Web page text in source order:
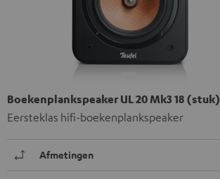
Boekenplankspeaker UL 20 Mk3 18 (stuk)
Eersteklas hifi-boekenplankspeaker
Afmetingen